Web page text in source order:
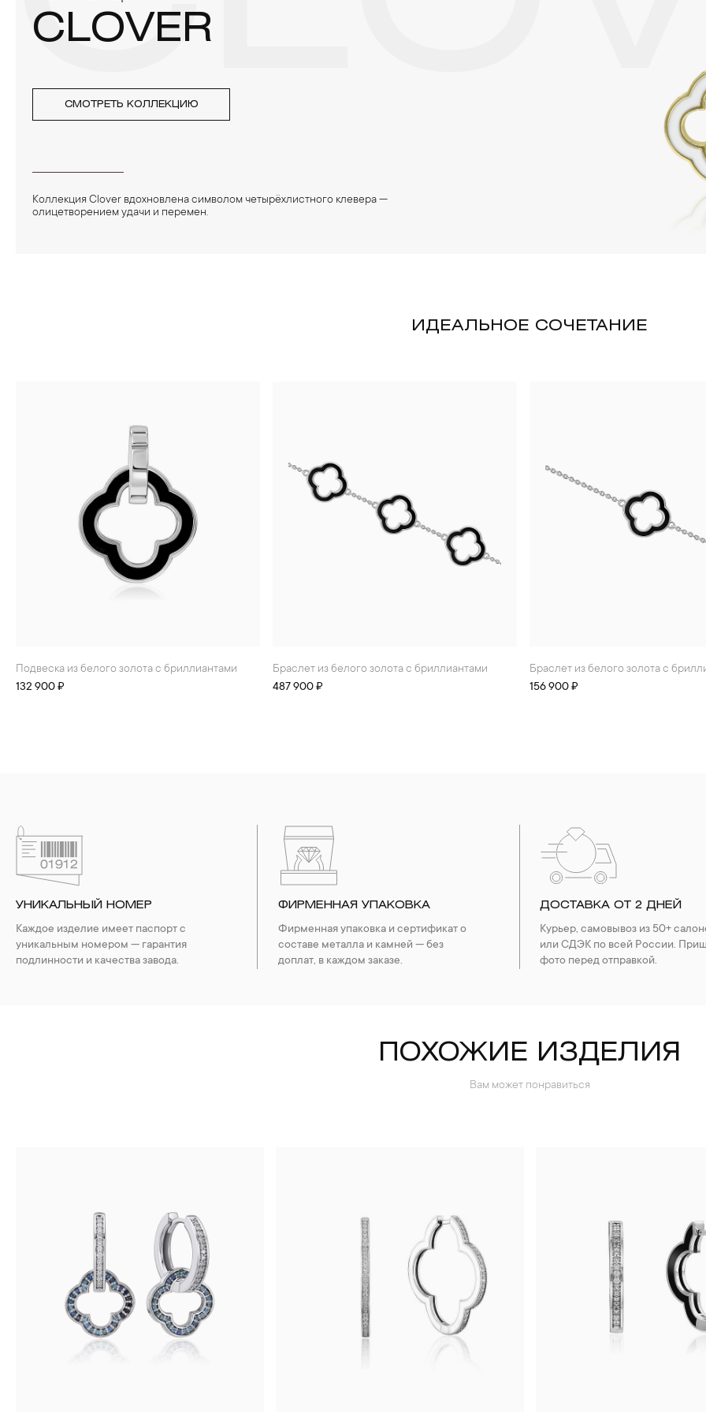
CLOVER
СМОТРЕТЬ КОЛЛЕКЦИЮ
Коллекция Clover вдохновлена символом четырёхлистного клевера —
олицетворением удачи и перемен.
ИДЕАЛЬНОЕ СОЧЕТАНИЕ
Подвеска из белого золота с бриллиантами
132 900 ₽
Браслет из белого золота с бриллиантами
487 900 ₽
Браслет из белого золота с
156 900 ₽
УНИКАЛЬНЫЙ НОМЕР
Каждое изделие имеет паспорт с
уникальным номером — гарантия
подлинности и качества завода.
ФИРМЕННАЯ УПАКОВКА
Фирменная упаковка и сертификат о
составе металла и камней — без
доплат, в каждом заказе.
ДОСТАВКА ОТ 2 ДНЕЙ
Курьер, самовывоз из 50+
или СДЭК по всей России.
фото перед отправкой.
ПОХОЖИЕ ИЗДЕЛИЯ
Вам может понравиться